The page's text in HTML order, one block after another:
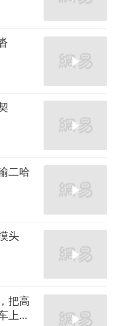
二哈
头
把高
上，